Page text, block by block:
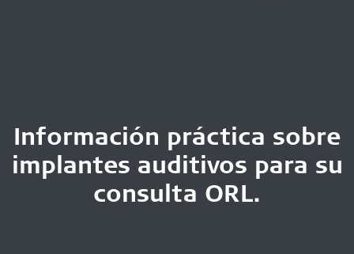
Información práctica sobre
implantes auditivos para su
consulta ORL.